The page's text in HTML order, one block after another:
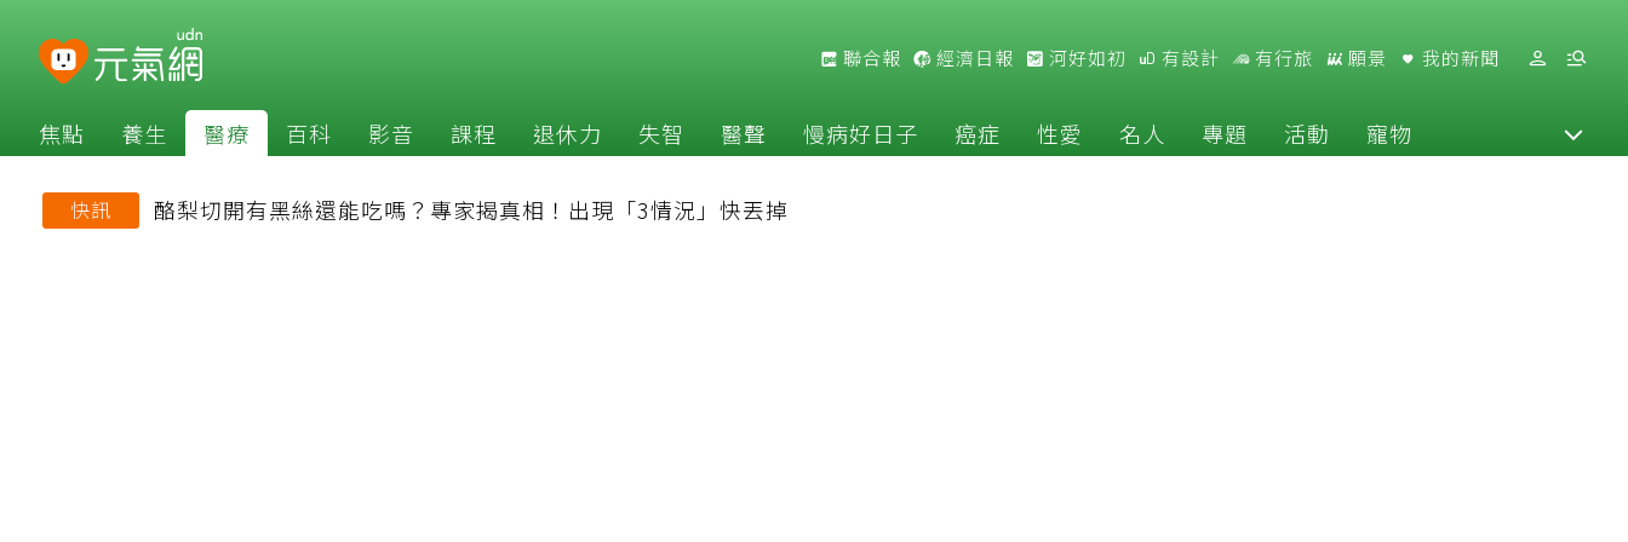
聯合報 經濟日報 河好如初 有設計 有行旅 願景 我的新聞
焦點 養生 醫療 百科 影音 課程 退休力 失智 醫聲 慢病好日子 癌症 性愛 名人 專題 活動 寵物
快訊 酪梨切開有黑絲還能吃嗎？專家揭真相！出現「3情況」快丟掉